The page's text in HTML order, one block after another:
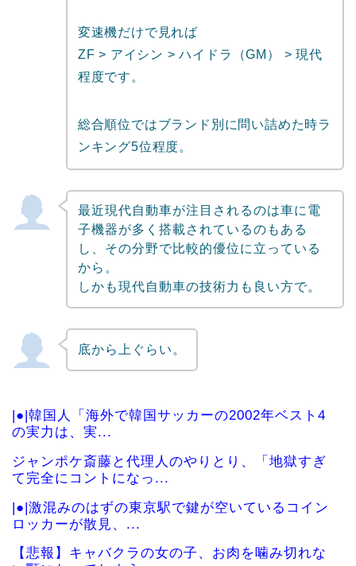
変速機だけで見れば
ZF > アイシン > ハイドラ（GM） > 現代
程度です。
総合順位ではブランド別に問い詰めた時ラ
ンキング5位程度。
最近現代自動車が注目されるのは車に電
子機器が多く搭載されているのもある
し、その分野で比較的優位に立っている
から。
しかも現代自動車の技術力も良い方で。
底から上ぐらい。
|●|韓国人「海外で韓国サッカーの2002年ベスト4
の実力は、実...
ジャンポケ斎藤と代理人のやりとり、「地獄すぎ
て完全にコントになっ...
|●|激混みのはずの東京駅で鍵が空いているコイン
ロッカーが散見、...
【悲報】キャバクラの女の子、お肉を噛み切れな